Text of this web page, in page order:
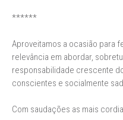
******
Aproveitamos a ocasião para
relevância em abordar,
responsabilidade crescente
conscientes e socialmente
Com saudações as mais